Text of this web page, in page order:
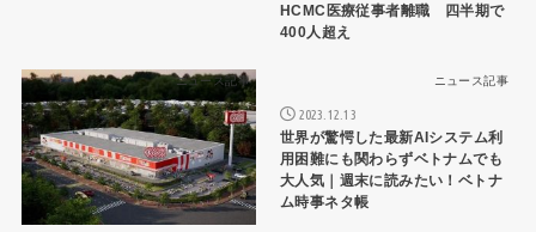
HCMC医療従事者離職 四半期で
400人超え
ニュース記事 ニュース記事
2023.12.13
世界が驚愕した最新AIシステム利
用困難にも関わらずベトナムでも
大人気｜週末に読みたい！ベトナ
ム時事ネタ帳